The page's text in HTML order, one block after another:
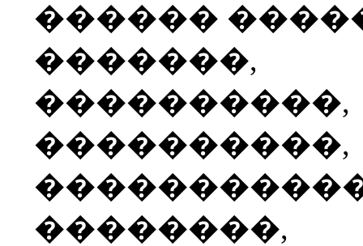
������
�������,
����������,
����������,
��������,